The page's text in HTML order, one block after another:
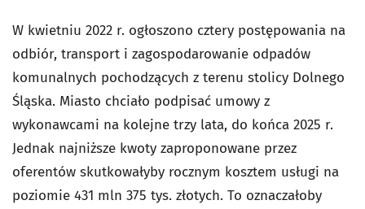
W kwietniu 2022 r. ogłoszono cztery postępowania na
odbiór, transport i zagospodarowanie odpadów
komunalnych pochodzących z terenu stolicy Dolnego
Śląska. Miasto chciało podpisać umowy z
wykonawcami na kolejne trzy lata, do końca 2025 r.
Jednak najniższe kwoty zaproponowane przez
oferentów skutkowałyby rocznym kosztem usługi na
poziomie 431 mln 375 tys. złotych. To oznaczałoby